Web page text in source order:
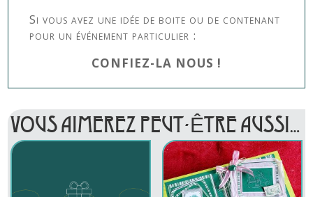
Si vous avez une idée de boite ou de contenant
pour un événement particulier :
CONFIEZ-LA NOUS !
VOUS AIMEREZ PEUT-ÊTRE AUSSI…